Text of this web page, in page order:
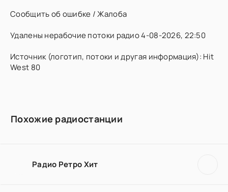
Сообщить об ошибке / Жалоба
Удалены нерабочие потоки радио 4-08-2026, 22:50
Источник (логотип, потоки и другая информация): Hit
West 80
Похожие радиостанции
Радио Ретро Хит